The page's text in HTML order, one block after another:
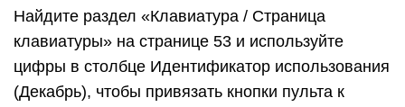
Найдите раздел «Клавиатура / Страница
клавиатуры» на странице 53 и используйте
цифры в столбце Идентификатор использования
(Декабрь), чтобы привязать кнопки пульта к